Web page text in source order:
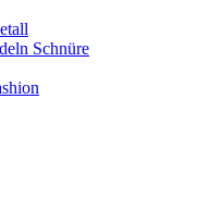
Schnüre